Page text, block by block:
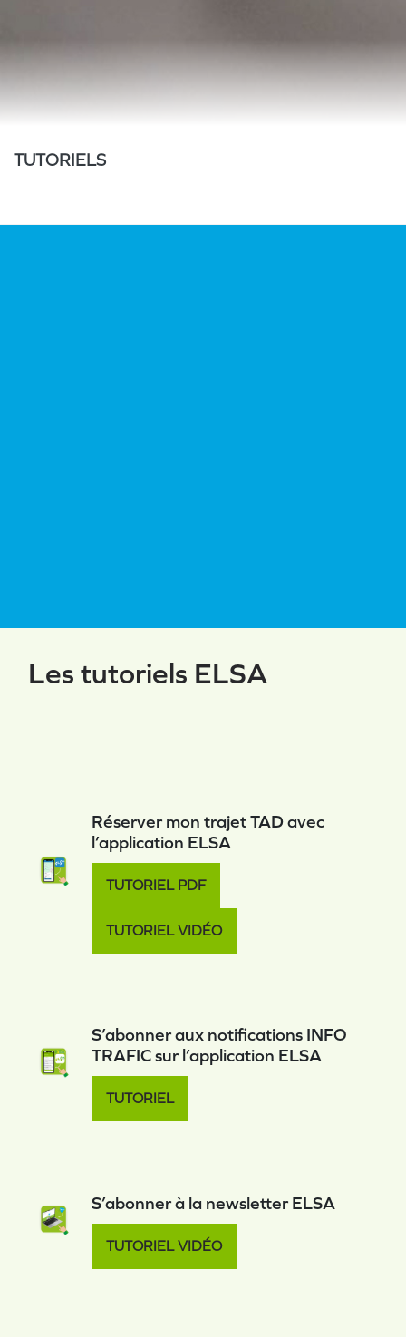
TUTORIELS
Les tutoriels ELSA
Réserver mon trajet TAD avec
l’application ELSA
TUTORIEL PDF
TUTORIEL VIDÉO
S’abonner aux notifications INFO
TRAFIC sur l’application ELSA
TUTORIEL
S’abonner à la newsletter ELSA
TUTORIEL VIDÉO